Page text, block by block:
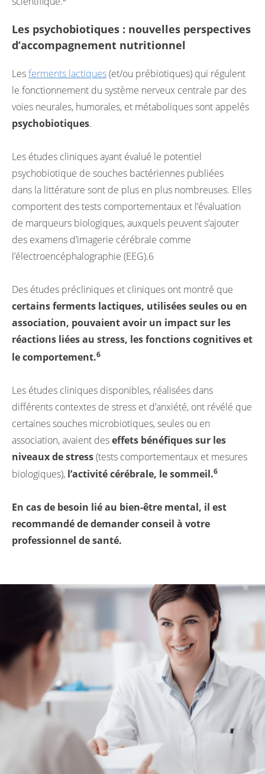
Les psychobiotiques : nouvelles perspectives
d’accompagnement nutritionnel
Lesferments lactiques(et/ou prébiotiques) qui régulent
le fonctionnement du système nerveux centrale par des
voies neurales, humorales, et métaboliques sont appelés
psychobiotiques.
Les études cliniques ayant évalué le potentiel
psychobiotique de souches bactériennes publiées
dans la littérature sont de plus en plus nombreuses. Elles
comportent des tests comportementaux et l’évaluation
de marqueurs biologiques, auxquels peuvent s’ajouter
des examens d’imagerie cérébrale comme
l’électroencéphalographie (EEG).6
Des études précliniques et cliniques ont montré que
certains ferments lactiques, utilisées seules ou en
association, pouvaient avoir un impact sur les
réactions liées au stress, les fonctions cognitives et
le comportement.6
Les études cliniques disponibles, réalisées dans
différents contextes de stress et d’anxiété, ont révélé que
certaines souches microbiotiques, seules ou en
association, avaient deseffets bénéfiques sur les
niveaux de stress(tests comportementaux et mesures
biologiques), l’activité cérébrale, le sommeil.6
En cas de besoin lié au bien-être mental, il est
recommandé de demander conseil à votre
professionnel de santé.